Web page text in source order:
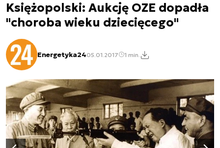
Księżopolski: Aukcję OZE dopadła
"choroba wieku dziecięcego"
Energetyka2405.01.2017 1 min.
Następny slajd